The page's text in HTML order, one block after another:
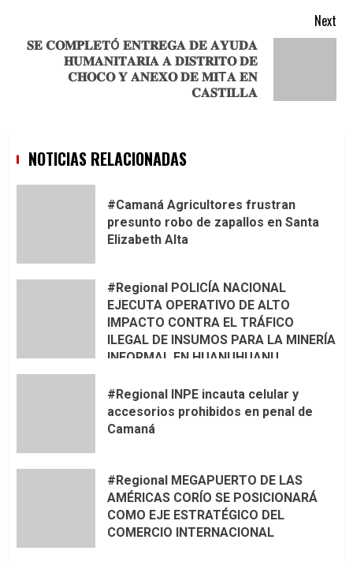
Next
𝐒𝐄 𝐂𝐎𝐌𝐏𝐋𝐄𝐓Ó 𝐄𝐍𝐓𝐑𝐄𝐆𝐀 𝐃𝐄 𝐀𝐘𝐔𝐃𝐀
𝐇𝐔𝐌𝐀𝐍𝐈𝐓𝐀𝐑𝐈𝐀 𝐀 𝐃𝐈𝐒𝐓𝐑𝐈𝐓𝐎 𝐃𝐄
𝐂𝐇𝐎𝐂𝐎 𝐘 𝐀𝐍𝐄𝐗𝐎 𝐃𝐄 𝐌𝐈T𝐀 𝐄𝐍
𝐂𝐀𝐒𝐓𝐈𝐋𝐋𝐀
NOTICIAS RELACIONADAS
#Camaná Agricultores frustran
presunto robo de zapallos en Santa
Elizabeth Alta
#Regional POLICÍA NACIONAL
EJECUTA OPERATIVO DE ALTO
IMPACTO CONTRA EL TRÁFICO
ILEGAL DE INSUMOS PARA LA MINERÍA
INFORMAL EN HUANUHUANU
#Regional INPE incauta celular y
accesorios prohibidos en penal de
Camaná
#Regional MEGAPUERTO DE LAS
AMÉRICAS CORÍO SE POSICIONARÁ
COMO EJE ESTRATÉGICO DEL
COMERCIO INTERNACIONAL